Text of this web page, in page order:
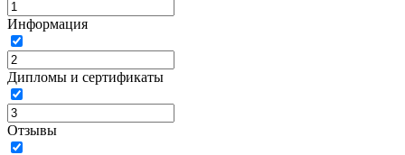
Информация
Дипломы и сертификаты
Отзывы